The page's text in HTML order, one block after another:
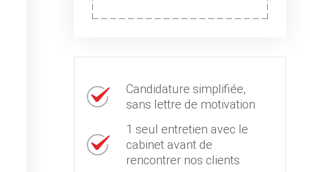
Candidature simplifiée,
sans lettre de motivation
1 seul entretien avec le
cabinet avant de
rencontrer nos clients